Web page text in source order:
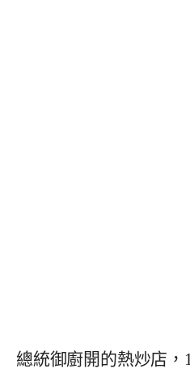
總統御廚開的熱炒店